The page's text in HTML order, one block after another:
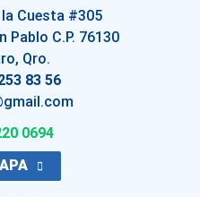
la Cuesta #305
Pablo C.P. 76130
Qro.
83 56
0694